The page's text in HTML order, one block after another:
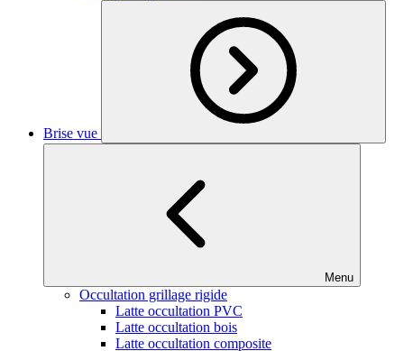
Brise vue
Menu
Occultation grillage rigide
Latte occultation PVC
Latte occultation bois
Latte occultation composite